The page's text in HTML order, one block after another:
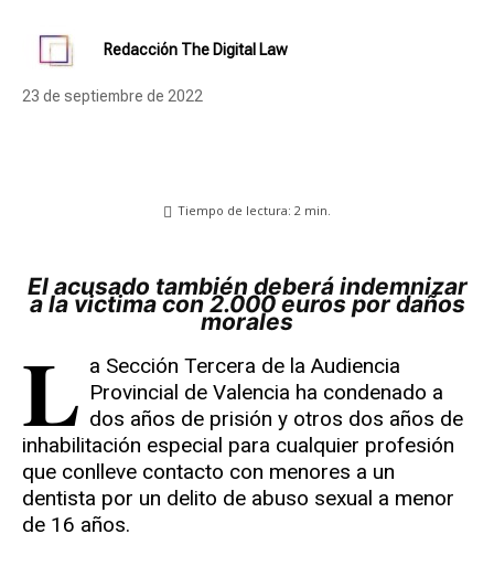
Redacción The Digital Law
23 de septiembre de 2022
Tiempo de lectura: 2 min.
El acusado también deberá indemnizar
a la victima con 2.000 euros por daños
morales
L a Sección Tercera de la Audiencia
Provincial de Valencia ha condenado a
dos años de prisión y otros dos años de
inhabilitación especial para cualquier profesión
que conlleve contacto con menores a un
dentista por un delito de abuso sexual a menor
de 16 años.